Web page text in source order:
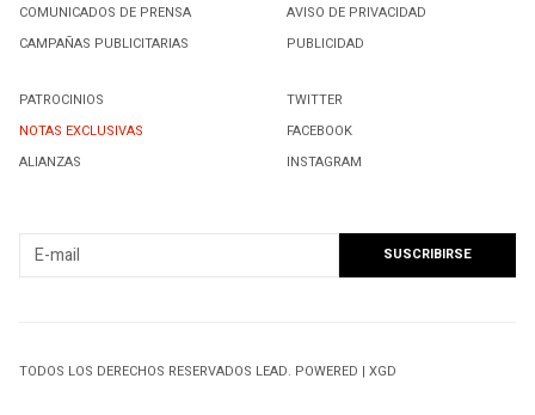
COMUNICADOS DE PRENSA
CAMPAÑAS PUBLICITARIAS
AVISO DE PRIVACIDAD
PUBLICIDAD
PATROCINIOS
NOTAS EXCLUSIVAS
ALIANZAS
TWITTER
FACEBOOK
INSTAGRAM
TODOS LOS DERECHOS RESERVADOS LEAD. POWERED | XGD